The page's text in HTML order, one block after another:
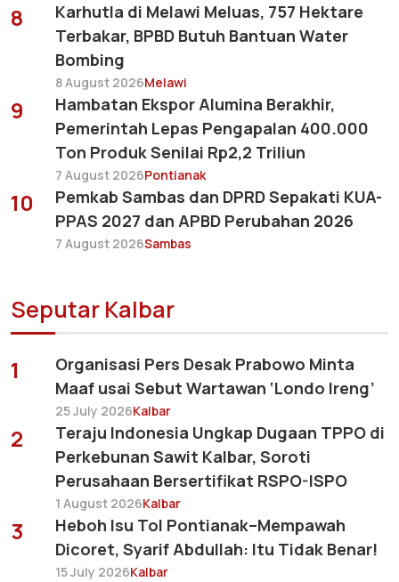
8
Karhutla di Melawi Meluas, 757 Hektare
Terbakar, BPBD Butuh Bantuan Water
Bombing
8 August 2026Melawi
9
Hambatan Ekspor Alumina Berakhir,
Pemerintah Lepas Pengapalan 400.000
Ton Produk Senilai Rp2,2 Triliun
7 August 2026Pontianak
10
Pemkab Sambas dan DPRD Sepakati KUA-
PPAS 2027 dan APBD Perubahan 2026
7 August 2026Sambas
Seputar Kalbar
1
Organisasi Pers Desak Prabowo Minta
Maaf usai Sebut Wartawan ‘Londo Ireng’
25 July 2026Kalbar
2
Teraju Indonesia Ungkap Dugaan TPPO di
Perkebunan Sawit Kalbar, Soroti
Perusahaan Bersertifikat RSPO-ISPO
1 August 2026Kalbar
3
Heboh Isu Tol Pontianak–Mempawah
Dicoret, Syarif Abdullah: Itu Tidak Benar!
15 July 2026Kalbar